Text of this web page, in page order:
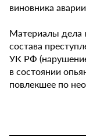
виновника
Материалы дела
состава
УК РФ
в состоянии
повлекшее по